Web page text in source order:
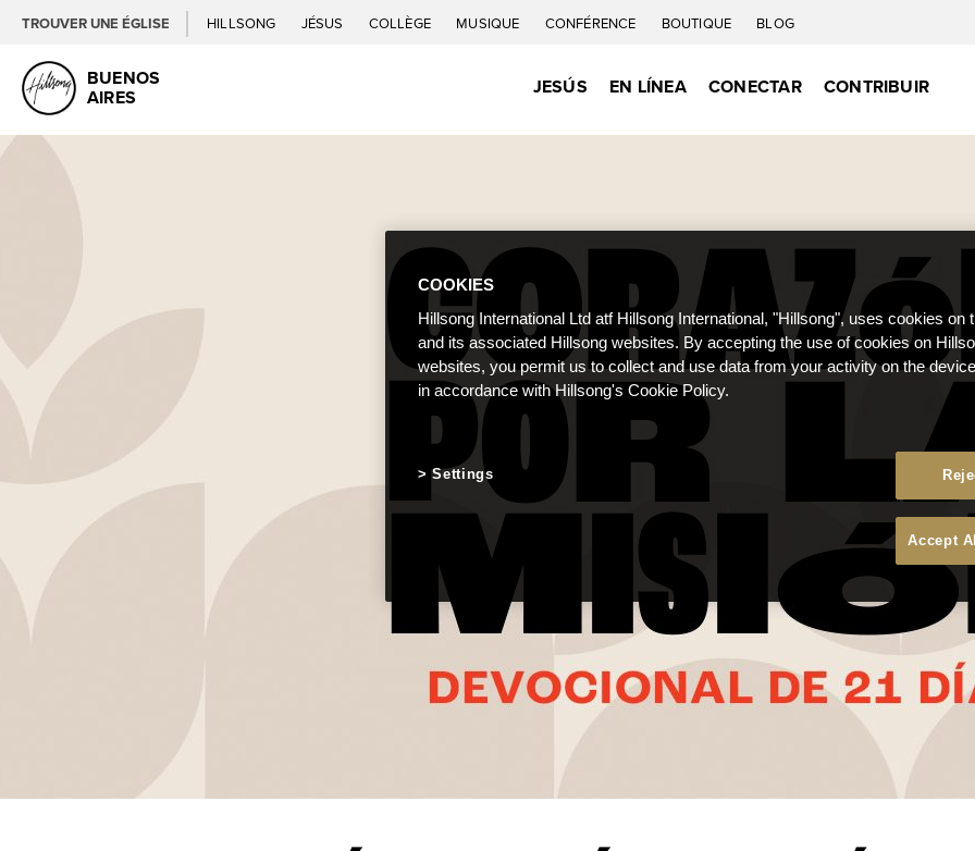
TROUVER UNE ÉGLISE HILLSONG JÉSUS COLLÈGE MUSIQUE CONFÉRENCE BOUTIQUE BLOG
BUENOS
AIRES JESÚS EN LÍNEA CONECTAR CONTRIBUIR
COOKIES
Hillsong International Ltd atf Hillsong International, "Hillsong", uses cookies on
and its associated Hillsong websites. By accepting the use of cookies on
websites, you permit us to collect and use data from your activity on the
in accordance with Hillsong's Cookie Policy.
Accept
Settings